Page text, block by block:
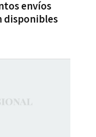
envíos
disponibles